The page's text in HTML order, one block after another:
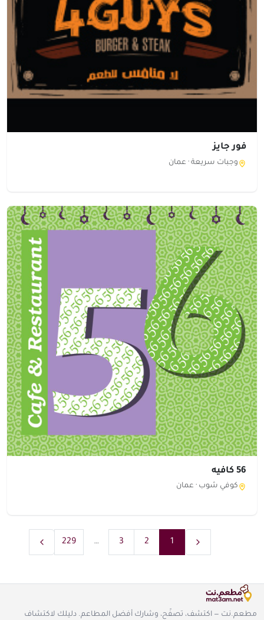
فور جايز
وجبات سريعة · عمان
56 كافيه
كوفي شوب · عمان
1
2
3
…
229
مطعم.نت — اكتشف، تصفّح، وشارك أفضل المطاعم. دليلك لاكتشاف